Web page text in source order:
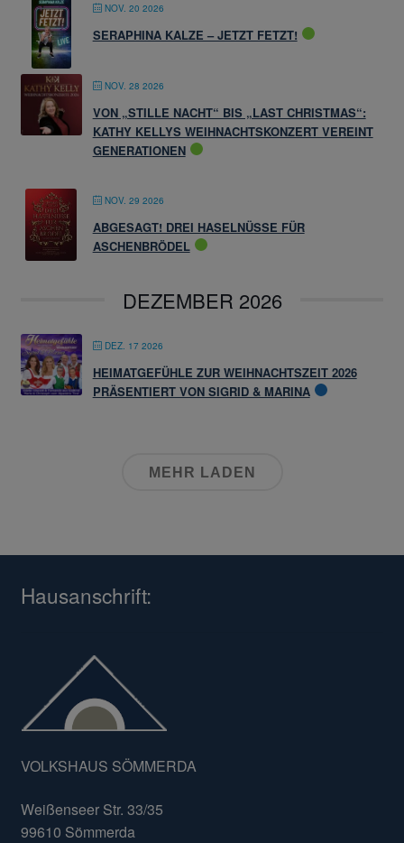
NOV. 20 2026
SERAPHINA KALZE – JETZT FETZT!
NOV. 28 2026
VON „STILLE NACHT“ BIS „LAST CHRISTMAS“:
KATHY KELLYS WEIHNACHTSKONZERT VEREINT
GENERATIONEN
NOV. 29 2026
ABGESAGT! DREI HASELNÜSSE FÜR
ASCHENBRÖDEL
DEZEMBER 2026
DEZ. 17 2026
HEIMATGEFÜHLE ZUR WEIHNACHTSZEIT 2026
PRÄSENTIERT VON SIGRID & MARINA
MEHR LADEN
Hausanschrift:
VOLKSHAUS SÖMMERDA
Weißenseer Str. 33/35
99610 Sömmerda